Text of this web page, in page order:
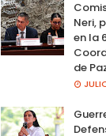
Neri,
en la
de